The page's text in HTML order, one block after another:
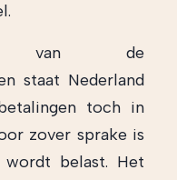
van de
staat Nederland
toch in
zover sprake is
belast. Het